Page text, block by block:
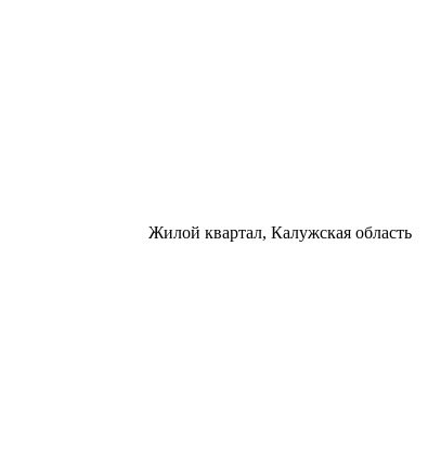
Жилой квартал, Калужская область